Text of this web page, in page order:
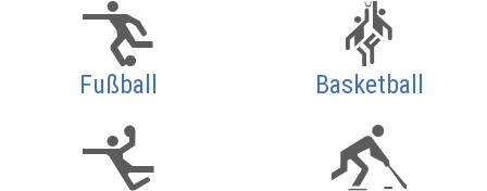
Fußball Basketball